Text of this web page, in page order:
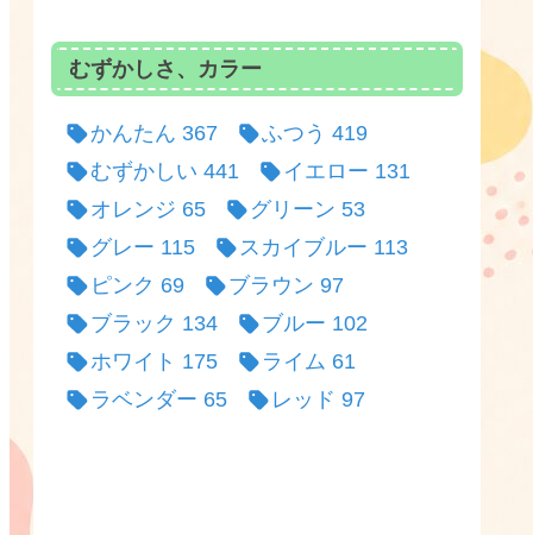
むずかしさ、カラー
かんたん 367 ふつう 419
むずかしい 441 イエロー 131
オレンジ 65 グリーン 53
グレー 115 スカイブルー 113
ピンク 69 ブラウン 97
ブラック 134 ブルー 102
ホワイト 175 ライム 61
ラベンダー 65 レッド 97